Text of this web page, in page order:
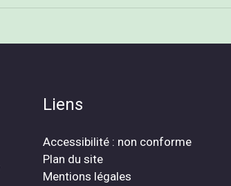
Liens
Accessibilité : non conforme
Plan du site
Mentions légales